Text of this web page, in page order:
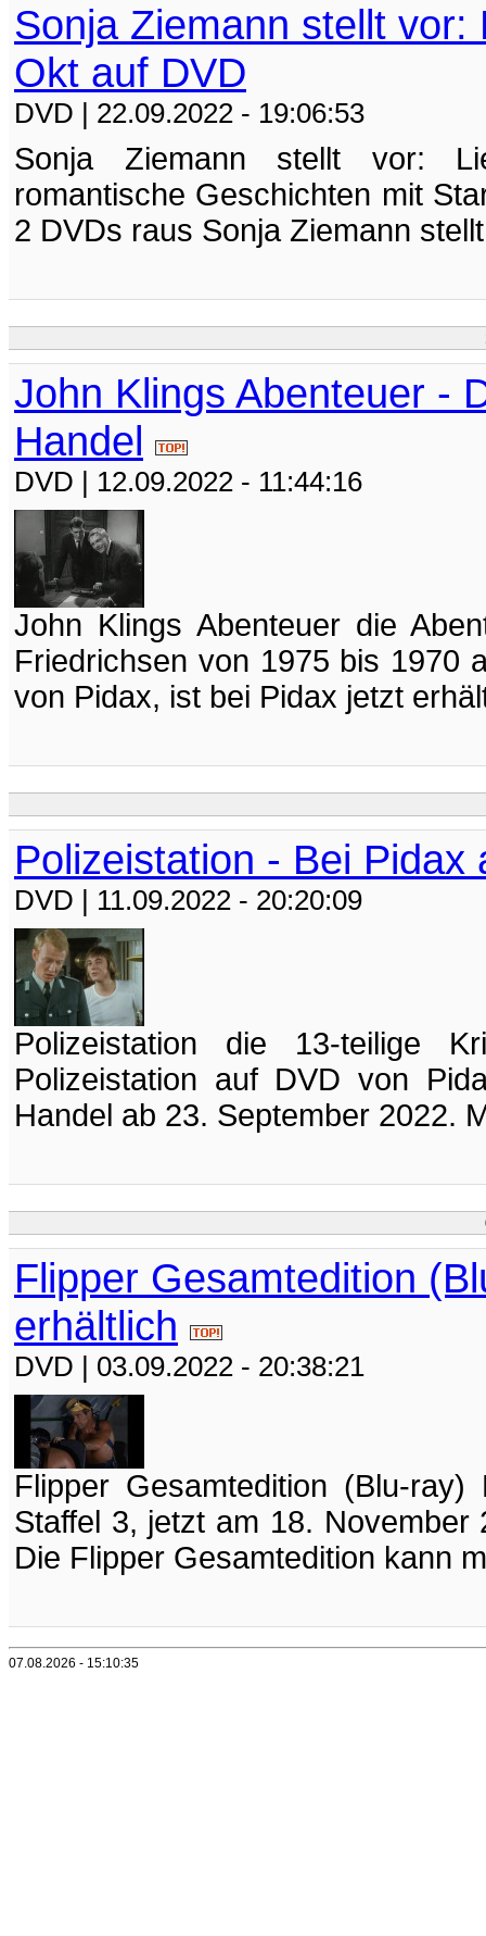
Sonja Ziemann stellt
Okt auf DVD
DVD | 22.09.2022 - 19:06:53
Sonja Ziemann stellt vor:
romantische Geschichten mit
2 DVDs raus Sonja Ziemann
John Klings Abenteuer -
Handel
DVD | 12.09.2022 - 11:44:16
John Klings Abenteuer die
Friedrichsen von 1975 bis 1970
von Pidax, ist bei Pidax jetzt
Polizeistation - Bei Pidax
DVD | 11.09.2022 - 20:20:09
Polizeistation die 13-teilige
Polizeistation auf DVD von
Handel ab 23. September 2022.
Flipper Gesamtedition
erhältlich
DVD | 03.09.2022 - 20:38:21
Flipper Gesamtedition (Blu-
Staffel 3, jetzt am 18.
Die Flipper Gesamtedition kann
07.08.2026 - 15:10:35